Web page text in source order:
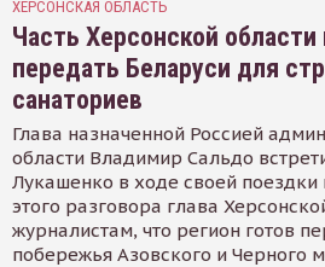
ХЕРСОНСКАЯ ОБЛАСТЬ
Часть Херсонской
передать Беларуси для
санаториев
Глава назначенной Россией
области Владимир Сальдо
Лукашенко в ходе своей поездки
этого разговора глава
журналистам, что регион готов
побережья Азовского и Черного